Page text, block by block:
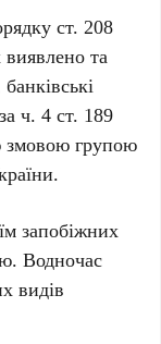
ст. 208
та
ч. 4 ст. 189
змовою групою
запобіжних
Водночас
видів